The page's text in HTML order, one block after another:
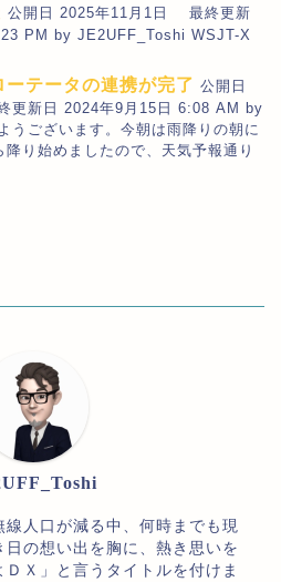
公開日 2025年11月1日 最終更新
PM by JE2UFF_Toshi WSJT-X
テータの連携が完了 公開日
新日 2024年9月15日 6:08 AM by
うございます。今朝は雨降りの朝に
り始めましたので、天気予報通り
人口が減る中、何時までも現
の想い出を胸に、熱き思いを
Ｘ」と言うタイトルを付けま